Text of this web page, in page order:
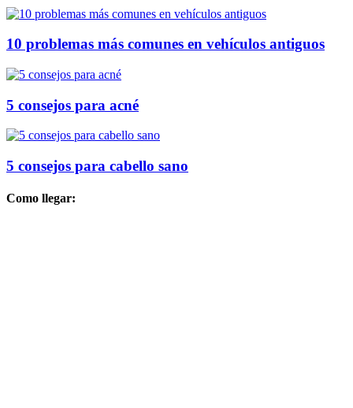
10 problemas más comunes en vehículos antiguos
5 consejos para acné
5 consejos para cabello sano
Como llegar: